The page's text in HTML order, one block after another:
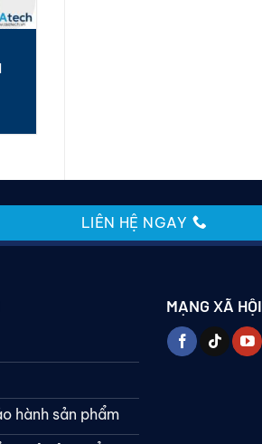
LIÊN HỆ NGAY
hành sản phẩm
MẠNG XÃ HỘI